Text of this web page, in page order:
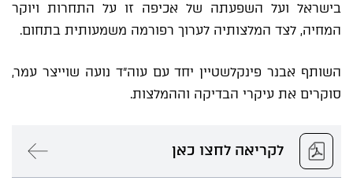
בישראל ועל השפעתה של אכיפה זו על התחרות ויוקר
המחיה, לצד המלצותיה לערוך רפורמה משמעותית בתחום.
השותף אבנר פינקלשטיין יחד עם עוה"ד נועה שוייצר עמר,
סוקרים את עיקרי הבדיקה וההמלצות.
לקריאה לחצו כאן